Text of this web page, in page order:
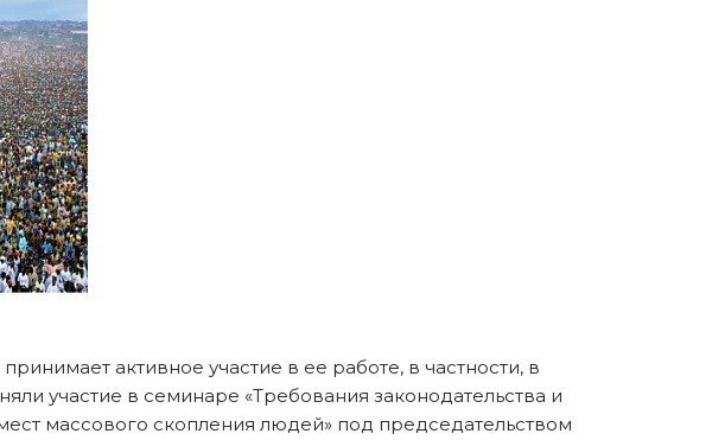
активное участие в ее работе, в частности, в
участие в семинаре «Требования законодательства и
массового скопления людей» под председательством